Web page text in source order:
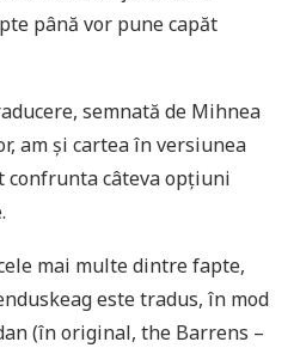
până vor pune capăt
semnată de Mihnea
am și cartea în versiunea
confrunta câteva opțiuni
mai multe dintre fapte,
este tradus, în mod
(în original, the Barrens –